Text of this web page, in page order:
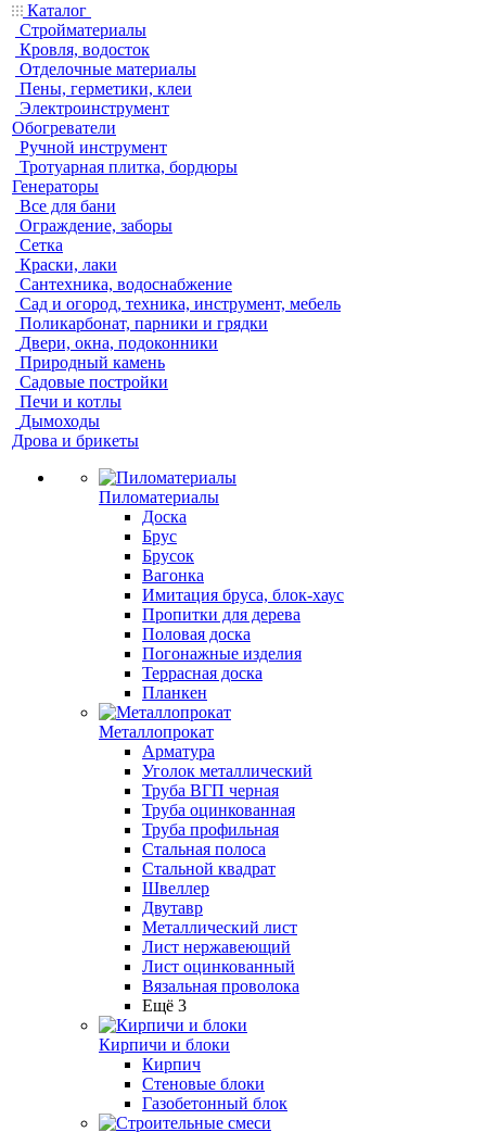
Каталог
Стройматериалы
Кровля, водосток
Отделочные материалы
Пены, герметики, клеи
Электроинструмент
Обогреватели
Ручной инструмент
Тротуарная плитка, бордюры
Генераторы
Все для бани
Ограждение, заборы
Сетка
Краски, лаки
Сантехника, водоснабжение
Сад и огород, техника, инструмент, мебель
Поликарбонат, парники и грядки
Двери, окна, подоконники
Природный камень
Садовые постройки
Печи и котлы
Дымоходы
Дрова и брикеты
Пиломатериалы
Доска
Брус
Брусок
Вагонка
Имитация бруса, блок-хаус
Пропитки для дерева
Половая доска
Погонажные изделия
Террасная доска
Планкен
Металлопрокат
Арматура
Уголок металлический
Труба ВГП черная
Труба оцинкованная
Труба профильная
Стальная полоса
Стальной квадрат
Швеллер
Двутавр
Металлический лист
Лист нержавеющий
Лист оцинкованный
Вязальная проволока
Ещё 3
Кирпичи и блоки
Кирпич
Стеновые блоки
Газобетонный блок